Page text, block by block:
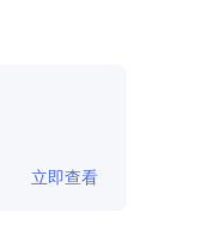
立即查看